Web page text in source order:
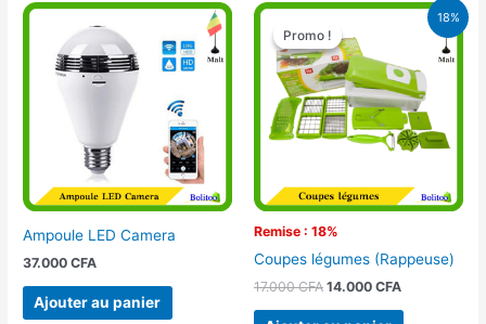
Ampoule LED Camera
37.000CFA
Ajouter au panier
18%
Promo !
Remise : 18%
Promo !
Coupes légumes (Rappeuse)
17.000CFA
Le
prix
initial
était :
17.000 CFA.
14.000 CFA
Le
14.000 CFA.